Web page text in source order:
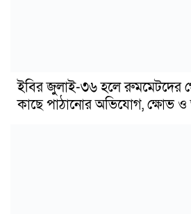
ইবির জুলাই-৩৬ হলে রুমমেটদের
কাছে পাঠানোর অভিযোগ, ক্ষোভ ও